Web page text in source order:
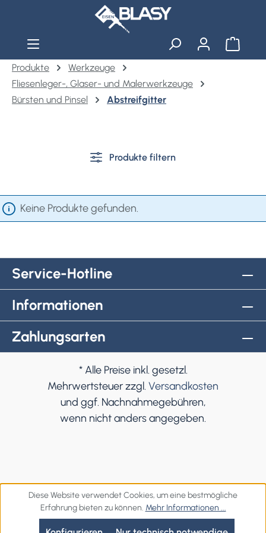
Zum Hauptinhalt springen
Produkte
Werkzeuge
Fliesenleger-, Glaser- und Malerwerkzeuge
Bürsten und Pinsel
Abstreifgitter
Produkte filtern
Keine Produkte gefunden.
Service-Hotline
Informationen
Zahlungsarten
* Alle Preise inkl. gesetzl.
Mehrwertsteuer zzgl. Versandkosten
und ggf. Nachnahmegebühren,
wenn nicht anders angegeben.
Diese Website verwendet Cookies, um eine bestmögliche
Erfahrung bieten zu können. Mehr Informationen ...